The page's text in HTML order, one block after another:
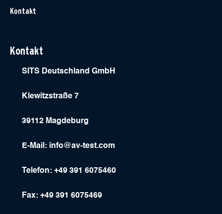
Kontakt
Kontakt
SITS Deutschland GmbH
Klewitzstraße 7
39112 Magdeburg
E-Mail: info@av-test.com
Telefon: +49 391 6075460
Fax: +49 391 6075469